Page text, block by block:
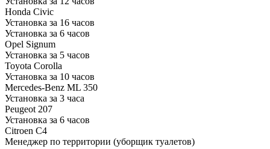
Honda Civic
Установка за 16 часов
Установка за 6 часов
Opel Signum
Установка за 5 часов
Toyota Corolla
Установка за 10 часов
Mercedes-Benz ML 350
Установка за 3 часа
Peugeot 207
Установка за 6 часов
Citroen C4
Менеджер по территории (уборщик туалетов)